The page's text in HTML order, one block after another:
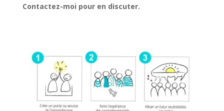
Contactez-moi pour en discuter.